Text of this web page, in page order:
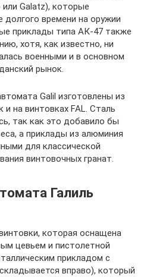
Galatz), которые
долгого времени на оружии
приклады типа АК-47 также
хотя, как известно, ни
военными и в основном
рынок.
Galil изготовлены из
и на винтовках FAL. Сталь
так как это добавило бы
а приклады из алюминия
для классической
винтовочных гранат.
Галиль
которая оснащена
цевьем и пистолетной
прикладом с
вправо), который